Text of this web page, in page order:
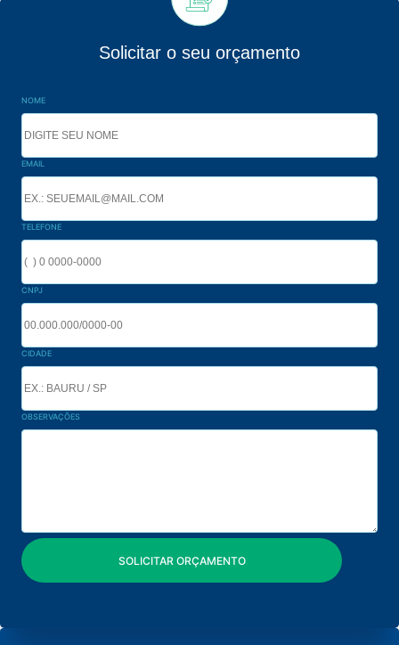
Solicitar o seu orçamento
NOME
EMAIL
TELEFONE
CNPJ
CIDADE
OBSERVAÇÕES